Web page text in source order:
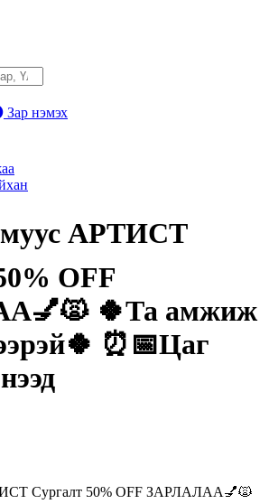
Зар нэмэх
АРТИСТ
OFF
🍀Та амжиж
⏰📅Цаг
Сургалт 50% OFF ЗАРЛАЛАА💅🙀